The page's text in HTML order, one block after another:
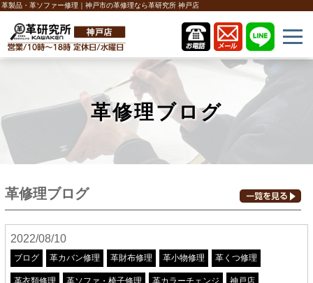
革製品・革ソファー修理｜神戸市の革修理なら革研究所 神戸店
革修理ブログ
革修理ブログ
2022/08/10
ブログ 革カバン修理 革財布修理 革小物修理 革くつ修理
革衣類修理 革ソファ・椅子修理 革カラーチェンジ 神戸店